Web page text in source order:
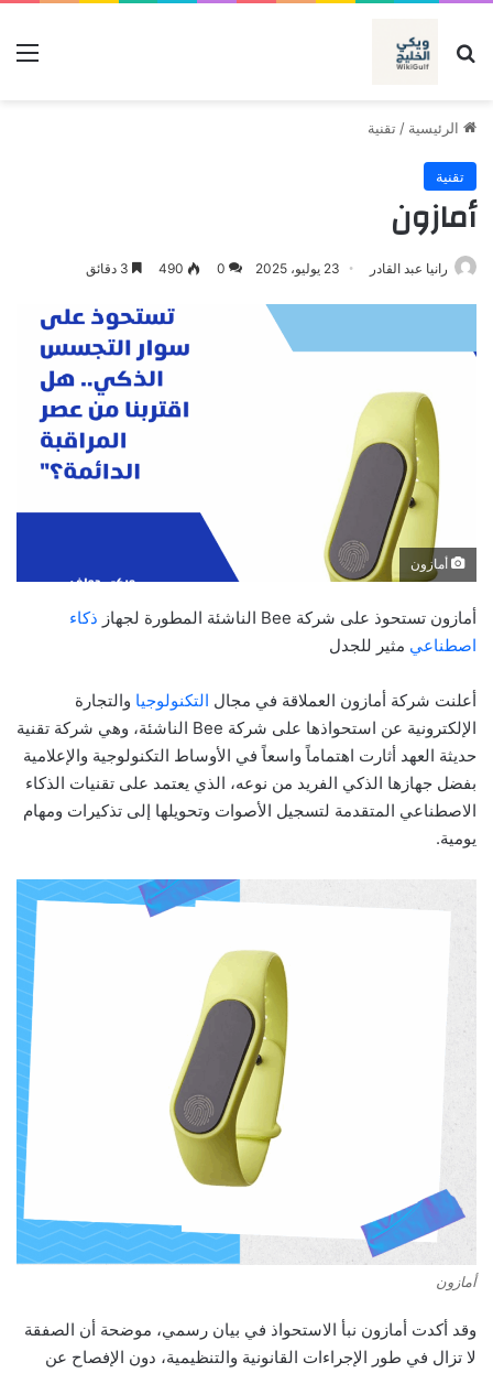
بحث عن
الرئيسية / تقنية
تقنية
أمازون
رانيا عبد القادر 23 يوليو، 2025 0
490
أمازون
أمازون تستحوذ على شركة Bee الناشئة المطورة لجهاز
ذكاء
اصطناعي مثير للجدل
أعلنت شركة أمازون العملاقة في مجال التكنولوجيا والتجارة
الإلكترونية عن استحواذها على شركة Bee الناشئة، وهي شركة تقنية
حديثة العهد أثارت اهتماماً واسعاً في الأوساط التكنولوجية والإعلامية
بفضل جهازها الذكي الفريد من نوعه، الذي يعتمد على تقنيات الذكاء
الاصطناعي المتقدمة لتسجيل الأصوات وتحويلها إلى تذكيرات ومهام
يومية.
أمازون
وقد أكدت أمازون نبأ الاستحواذ في بيان رسمي، موضحة أن الصفقة
لا تزال في طور الإجراءات القانونية والتنظيمية، دون الإفصاح عن